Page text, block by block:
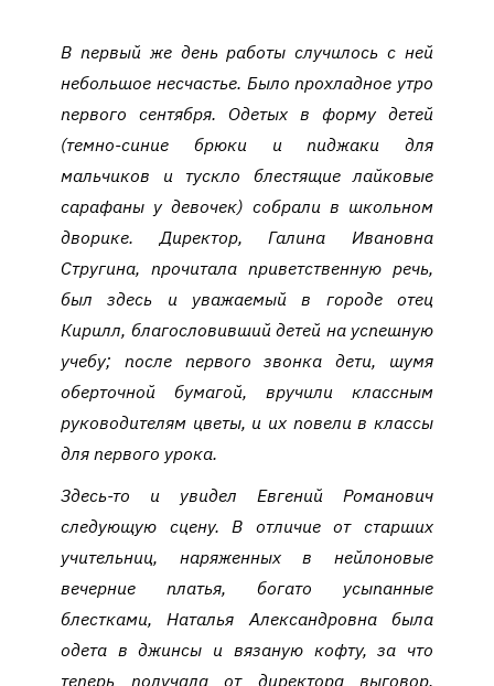
В первый же день работы случилось с ней
небольшое несчастье. Было прохладное утро
первого сентября. Одетых в форму детей
(темно-синие брюки и пиджаки для
мальчиков и тускло блестящие лайковые
сарафаны у девочек) собрали в школьном
дворике. Директор, Галина Ивановна
Стругина, прочитала приветственную речь,
был здесь и уважаемый в городе отец
Кирилл, благословивший детей на успешную
учебу; после первого звонка дети, шумя
оберточной бумагой, вручили классным
руководителям цветы, и их повели в классы
для первого урока.
Здесь-то и увидел Евгений Романович
следующую сцену. В отличие от старших
учительниц, наряженных в нейлоновые
вечерние платья, богато усыпанные
блестками, Наталья Александровна была
одета в джинсы и вязаную кофту, за что
теперь получала от директора выговор.